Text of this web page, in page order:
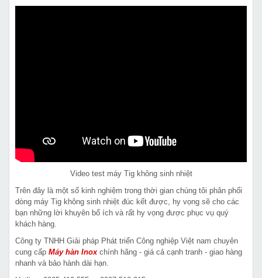
Video test máy Tig không sinh nhiệt
Trên đây là một số kinh nghiệm trong thời gian chúng tôi phân phối
dòng máy Tig không sinh nhiệt đúc kết được, hy vọng sẽ cho các
bạn những lời khuyên bổ ích và rất hy vọng được phục vụ quý
khách hàng.
Công ty TNHH Giải pháp Phát triển Công nghiệp Việt nam chuyên
cung cấp Máy hàn Inoxchính hãng - giá cả cạnh tranh - giao hàng
nhanh và bảo hành dài hạn.